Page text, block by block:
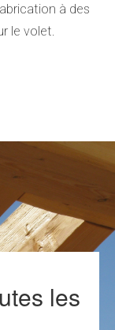
à des
le volet.
les